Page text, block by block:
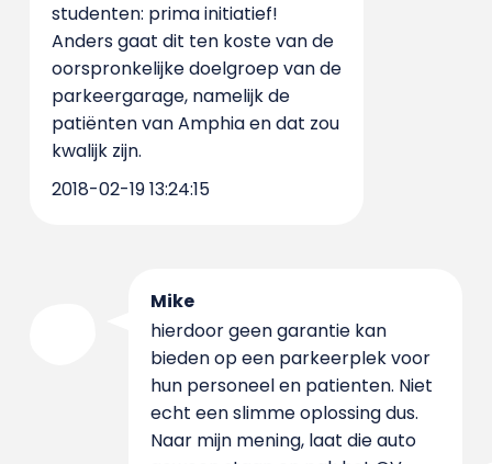
studenten: prima initiatief!
Anders gaat dit ten koste van de
oorspronkelijke doelgroep van de
parkeergarage, namelijk de
patiënten van Amphia en dat zou
kwalijk zijn.
2018-02-19 13:24:15
Mike
hierdoor geen garantie kan
bieden op een parkeerplek voor
hun personeel en patienten. Niet
echt een slimme oplossing dus.
Naar mijn mening, laat die auto